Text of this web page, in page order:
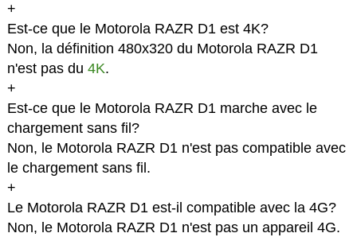
+
Est-ce que le Motorola RAZR D1 est 4K?
Non, la définition 480x320 du Motorola RAZR D1
n'est pas du 4K.
+
Est-ce que le Motorola RAZR D1 marche avec le
chargement sans fil?
Non, le Motorola RAZR D1 n'est pas compatible avec
le chargement sans fil.
+
Le Motorola RAZR D1 est-il compatible avec la 4G?
Non, le Motorola RAZR D1 n'est pas un appareil 4G.